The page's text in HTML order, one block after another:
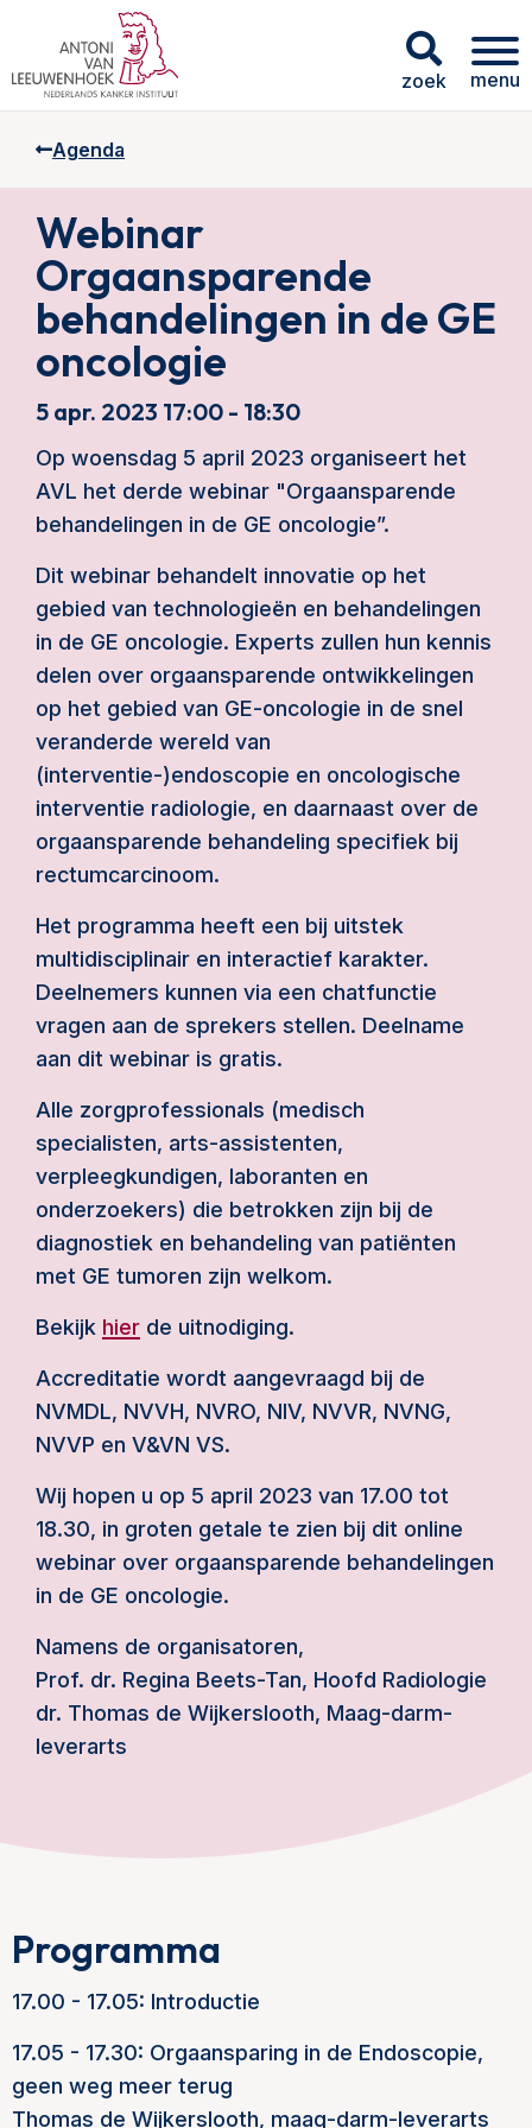
zoek menu
Agenda
Webinar
Orgaansparende
behandelingen in de GE
oncologie
5 apr. 2023 17:00 - 18:30
Op woensdag 5 april 2023 organiseert het
AVL het derde webinar "Orgaansparende
behandelingen in de GE oncologie”.
Dit webinar behandelt innovatie op het
gebied van technologieën en behandelingen
in de GE oncologie. Experts zullen hun kennis
delen over orgaansparende ontwikkelingen
op het gebied van GE-oncologie in de snel
veranderde wereld van
(interventie-)endoscopie en oncologische
interventie radiologie, en daarnaast over de
orgaansparende behandeling specifiek bij
rectumcarcinoom.
Het programma heeft een bij uitstek
multidisciplinair en interactief karakter.
Deelnemers kunnen via een chatfunctie
vragen aan de sprekers stellen. Deelname
aan dit webinar is gratis.
Alle zorgprofessionals (medisch
specialisten, arts-assistenten,
verpleegkundigen, laboranten en
onderzoekers) die betrokken zijn bij de
diagnostiek en behandeling van patiënten
met GE tumoren zijn welkom.
Bekijk hier de uitnodiging.
Accreditatie wordt aangevraagd bij de
NVMDL, NVVH, NVRO, NIV, NVVR, NVNG,
NVVP en V&VN VS.
Wij hopen u op 5 april 2023 van 17.00 tot
18.30, in groten getale te zien bij dit online
webinar over orgaansparende behandelingen
in de GE oncologie.
Namens de organisatoren,
Prof. dr. Regina Beets-Tan, Hoofd Radiologie
dr. Thomas de Wijkerslooth, Maag-darm-
leverarts
Programma
17.00 - 17.05: Introductie
17.05 - 17.30: Orgaansparing in de Endoscopie,
geen weg meer terug
Thomas de Wijkerslooth, maag-darm-leverarts